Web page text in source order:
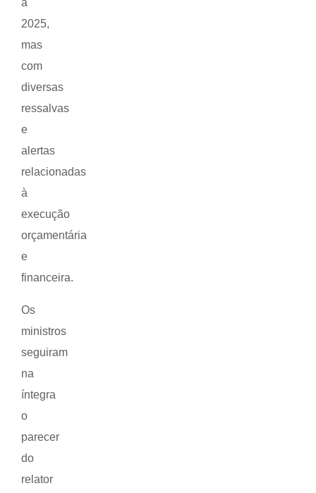
2025,
mas
com
diversas
ressalvas
e
alertas
relacionadas
à
execução
orçamentária
e
financeira.
Os
ministros
seguiram
na
íntegra
o
parecer
do
relator